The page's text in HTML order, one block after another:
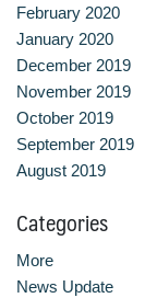
สาขาวิชาเทคโนโลยี
สาขาวิชาเทคโนโลยีอ
สาขาวิชาโภชนาการ
สาขาวิชาโภชนากา
สมรรถภาพและการ
หน้าแรก
February 2020
January 2020
December 2019
November 2019
October 2019
September 2019
August 2019
Categories
More
News Update